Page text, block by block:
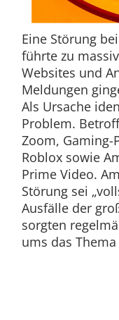
Eine Störung
führte zu
Websites und
Meldungen
Als Ursache
Problem.
Zoom,
Roblox sowie
Prime Video.
Störung sei
Ausfälle der
sorgten
ums das